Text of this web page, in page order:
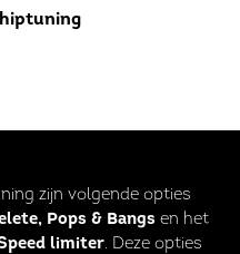
zijn volgende opties
Pops & Bangs en het
limiter. Deze opties